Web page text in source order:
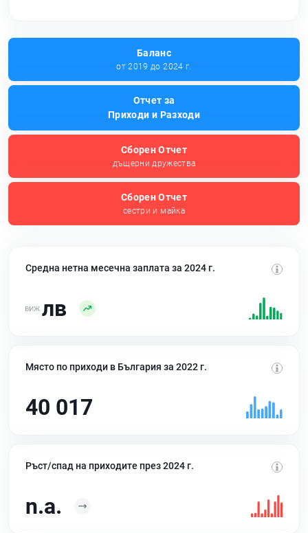
Баланс
от 2019 до 2024 г.
Отчет за
Приходи и Разходи
Сборен Отчет
дъщерни дружества
Сборен Отчет
сестри и майка
Средна нетна месечна заплата за 2024 г.
лв
Място по приходи в България за 2022 г.
40 017
Ръст/спад на приходите през 2024 г.
n.a.